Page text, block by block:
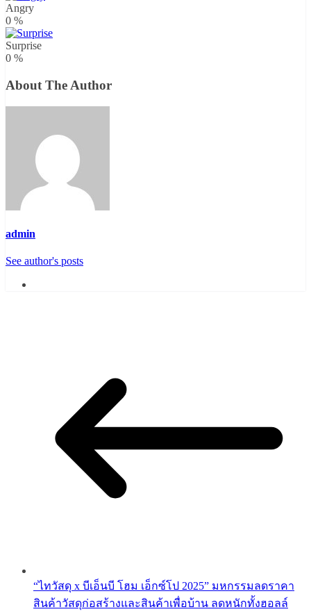
Angry
0 %
Surprise
0 %
About The Author
admin
See author's posts
“ไทวัสดุ x บีเอ็นบี โฮม เอ็กซ์โป 2025” มหกรรมลดราคา
สินค้าวัสดุก่อสร้างและสินค้าเพื่อบ้าน ลดหนักทั้งฮอลล์